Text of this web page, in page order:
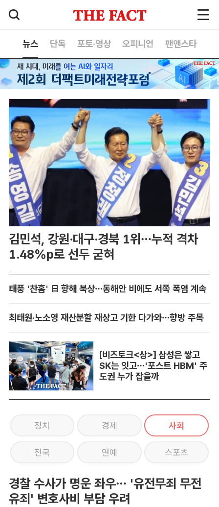
뉴스 단독 포토·영상 오피니언 팬앤스타
김민석, 강원·대구·경북 1위…누적 격차
1.48%p로 선두 굳혀
태풍 '찬홈' 日 향해 북상…동해안 비에도 서쪽 폭염 계속
최태원·노소영 재산분할 재상고 기한 다가와…향방 주목
[비즈토크<상>] 삼성은 쌓고
SK는 잇고…'포스트 HBM' 주
도권 누가 잡을까
정치 경제 사회
전국 연예 스포츠
경찰 수사가 명운 좌우… '유전무죄 무전
유죄' 변호사비 부담 우려